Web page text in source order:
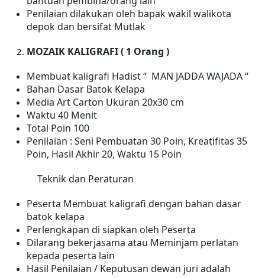
Penilaian dilakukan oleh bapak wakil walikota
depok dan bersifat Mutlak
MOZAIK KALIGRAFI ( 1 Orang )
Membuat kaligrafi Hadist “ MAN JADDA WAJADA “
Bahan Dasar Batok Kelapa
Media Art Carton Ukuran 20x30 cm
Waktu 40 Menit
Total Poin 100
Penilaian : Seni Pembuatan 30 Poin, Kreatifitas 35
Poin, Hasil Akhir 20, Waktu 15 Poin
Teknik dan Peraturan
Peserta Membuat kaligrafi dengan bahan dasar
batok kelapa
Perlengkapan di siapkan oleh Peserta
Dilarang bekerjasama atau Meminjam perlatan
kepada peserta lain
Hasil Penilaian / Keputusan dewan juri adalah